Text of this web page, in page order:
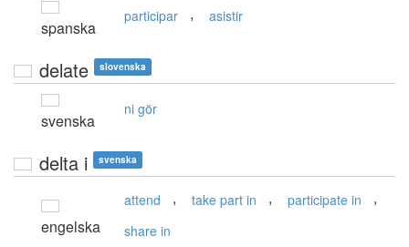
spanska
participar , asistir
delate slovenska
svenska
ni gör
delta i svenska
engelska
attend , take part in , participate in ,
share in